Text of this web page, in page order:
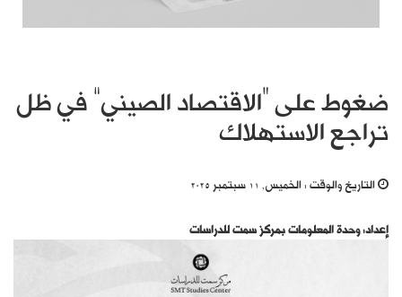
ضغوط على “الاقتصاد الصيني” في ظل
تراجع الاستهلاك
التاريخ والوقت :الخميس, 11 سبتمبر 2025
إعداد: وحدة المعلومات بمركز سمت للدراسات